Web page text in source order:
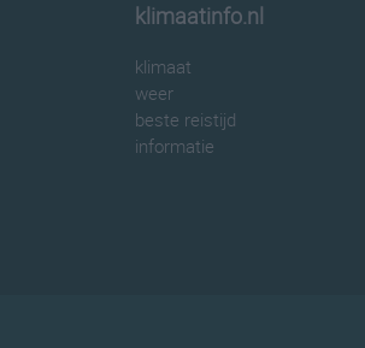
klimaatinfo.nl
klimaat
weer
beste reistijd
informatie